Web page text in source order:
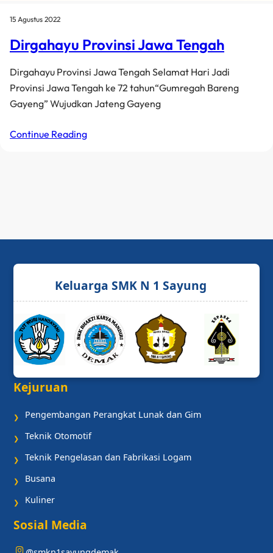
15 Agustus 2022
Dirgahayu Provinsi Jawa Tengah
Dirgahayu Provinsi Jawa Tengah Selamat Hari Jadi
Provinsi Jawa Tengah ke 72 tahun“Gumregah Bareng
Gayeng” Wujudkan Jateng Gayeng
Continue Reading
Keluarga SMK N 1 Sayung
Kejuruan
❯ Pengembangan Perangkat Lunak dan Gim
❯ Teknik Otomotif
❯ Teknik Pengelasan dan Fabrikasi Logam
❯ Busana
❯ Kuliner
Sosial Media